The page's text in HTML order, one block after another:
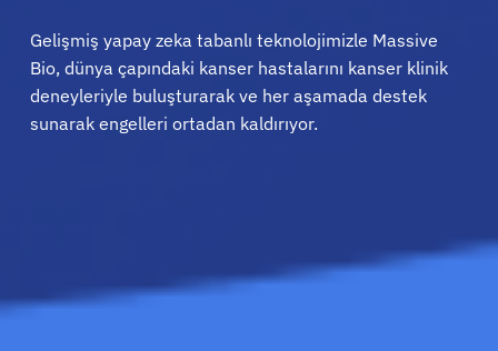
Gelişmiş yapay zeka tabanlı teknolojimizle Massive
Bio, dünya çapındaki kanser hastalarını kanser klinik
deneyleriyle buluşturarak ve her aşamada destek
sunarak engelleri ortadan kaldırıyor.